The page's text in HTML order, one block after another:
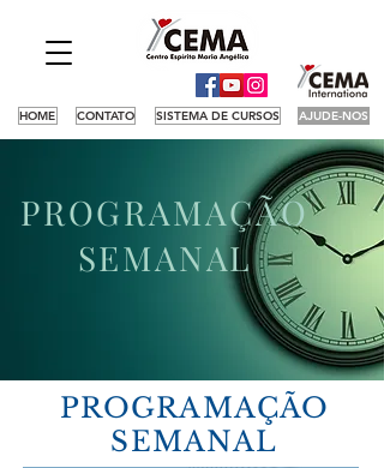
HOME CONTATO SISTEMA DE CURSOS AJUDE-NOS
PROGRAMAÇÃO
SEMANAL
PROGRAMAÇÃO
SEMANAL